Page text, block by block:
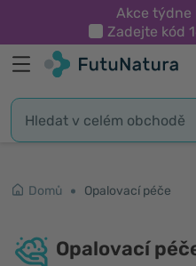
Akce týdne
Zadejte kód
Domů Opalovací péče
Opalovací